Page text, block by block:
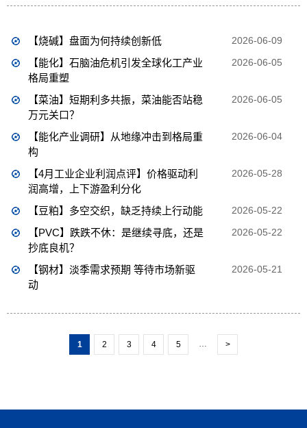
【烧碱】盘面为何持续创新低 2026-06-09
【能化】石脑油危机引发全球化工产业
格局重塑
2026-06-05
【菜油】短期利多共振，菜油能否站稳
万元关口？
2026-06-05
【能化产业调研】从地缘冲击到格局重
构
2026-06-04
【4月工业企业利润点评】价格驱动利
润高增，上下游盈利分化
2026-05-28
【豆粕】多空交织，缺乏持续上行动能 2026-05-22
【PVC】跌跌不休：是继续寻底，还是
抄底良机？
2026-05-22
【钢材】淡季需求预期 等待市场新驱
动
2026-05-21
1 2 3 4 5 … >